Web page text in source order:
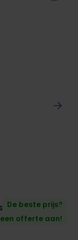
De beste prijs?
offerte aan!